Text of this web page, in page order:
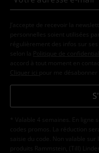
J’accepte de recevoir la
personnelles soient utilisées
régulièrement des infos sur
selon la
Politique de
accord à tout moment en
Cliquer ici pour me désabonner
* Valable 4 semaines. En ligne
codes promos. La réduction
saisie du code. Non valable
produits Rammstein, (Till)